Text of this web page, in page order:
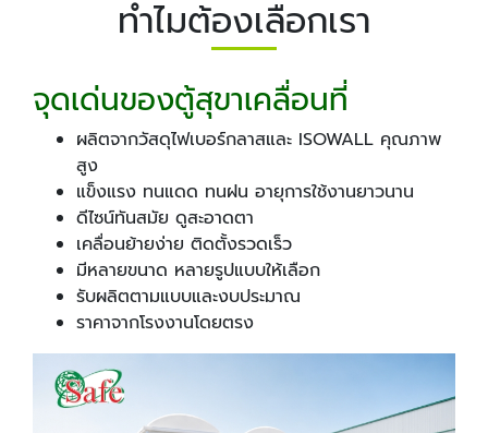
ทำไมต้องเลือกเรา
จุดเด่นของตู้สุขาเคลื่อนที่
ผลิตจากวัสดุไฟเบอร์กลาสและ ISOWALL คุณภาพ
สูง
แข็งแรง ทนแดด ทนฝน อายุการใช้งานยาวนาน
ดีไซน์ทันสมัย ดูสะอาดตา
เคลื่อนย้ายง่าย ติดตั้งรวดเร็ว
มีหลายขนาด หลายรูปแบบให้เลือก
รับผลิตตามแบบและงบประมาณ
ราคาจากโรงงานโดยตรง